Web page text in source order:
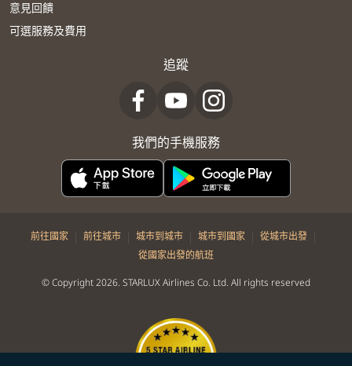
意見回饋
可選服務及費用
追蹤
我們的手機服務
前往國家 | 前往城市 | 城市到城市 | 城市到國家 | 從城市出發 |
從國家出發的航班
© Copyright 2026. STARLUX Airlines Co. Ltd. All rights reserved